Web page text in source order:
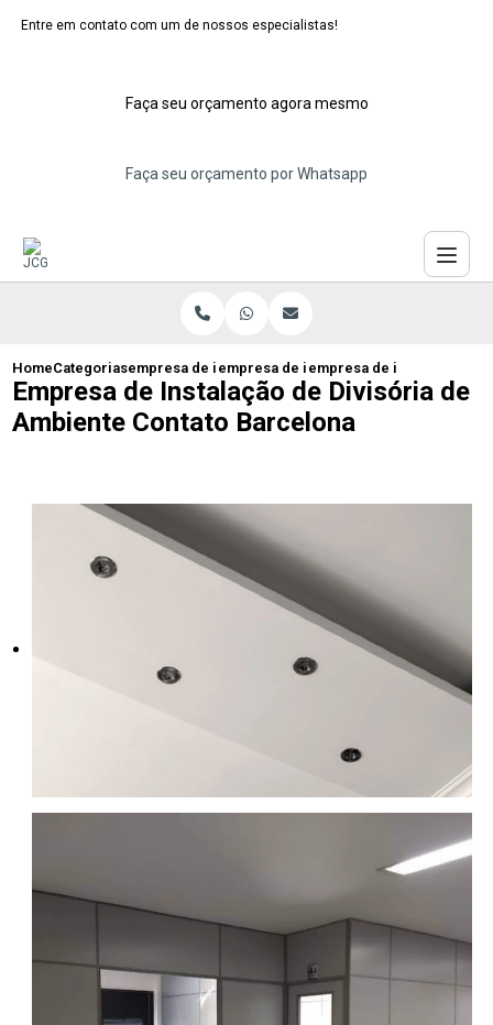
Entre em contato com um de nossos especialistas!
Faça seu orçamento agora mesmo
Faça seu orçamento por Whatsapp
HomeCategoriasempresa de instalacao de divisorias
empresa de instalacao de divisorias de
empresa de instalacao de
Empresa de Instalação de Divisória de
Ambiente Contato Barcelona